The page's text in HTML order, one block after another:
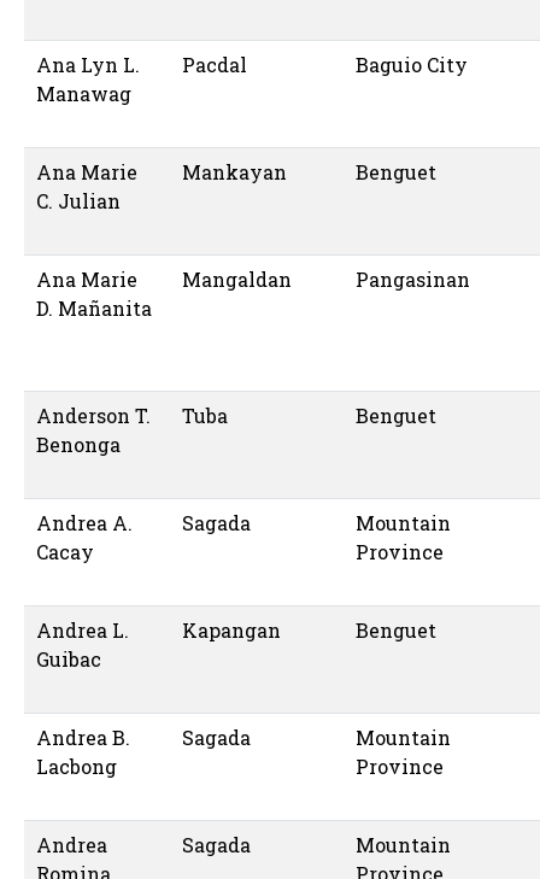
Ana Lyn L.
Manawag
Pacdal Baguio City
Ana Marie
C. Julian
Mankayan Benguet
Ana Marie
D. Mañanita
Mangaldan Pangasinan
Anderson T.
Benonga
Tuba Benguet
Andrea A.
Cacay
Sagada
Mountain
Province
Andrea L.
Guibac
Kapangan Benguet
Andrea B.
Lacbong
Sagada
Mountain
Province
Andrea
Romina
Sagada
Mountain
Province